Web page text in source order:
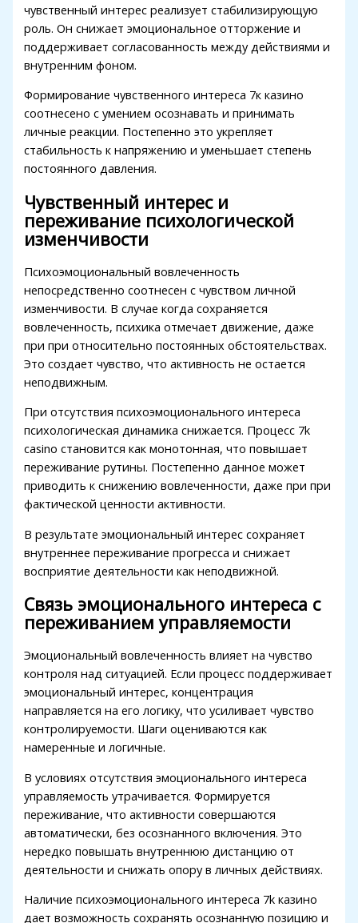
casibom
Hacking Forum
betpark giriş
sapanca escort
marsbahis
holiganbet
jojobet
holiganbet giriş
jojobet
marsbahis giriş
jojobet
betpark
jojobet giriş
grandpashabet
jojobet
jojobet
holiganbet
Hacklink Panel
чувственный интерес реализует стабилизирующую
роль. Он снижает эмоциональное отторжение и
поддерживает согласованность между действиями и
внутренним фоном.
Формирование чувственного интереса 7к казино
соотнесено с умением осознавать и принимать
личные реакции. Постепенно это укрепляет
стабильность к напряжению и уменьшает степень
постоянного давления.
Чувственный интерес и
переживание психологической
изменчивости
Психоэмоциональный вовлеченность
непосредственно соотнесен с чувством личной
изменчивости. В случае когда сохраняется
вовлеченность, психика отмечает движение, даже
при при относительно постоянных обстоятельствах.
Это создает чувство, что активность не остается
неподвижным.
При отсутствия психоэмоционального интереса
психологическая динамика снижается. Процесс 7k
casino становится как монотонная, что повышает
переживание рутины. Постепенно данное может
приводить к снижению вовлеченности, даже при при
фактической ценности активности.
В результате эмоциональный интерес сохраняет
внутреннее переживание прогресса и снижает
восприятие деятельности как неподвижной.
Связь эмоционального интереса с
переживанием управляемости
Эмоциональный вовлеченность влияет на чувство
контроля над ситуацией. Если процесс поддерживает
эмоциональный интерес, концентрация
направляется на его логику, что усиливает чувство
контролируемости. Шаги оцениваются как
намеренные и логичные.
В условиях отсутствия эмоционального интереса
управляемость утрачивается. Формируется
переживание, что активности совершаются
автоматически, без осознанного включения. Это
нередко повышать внутреннюю дистанцию от
деятельности и снижать опору в личных действиях.
Наличие психоэмоционального интереса 7k казино
дает возможность сохранять осознанную позицию и